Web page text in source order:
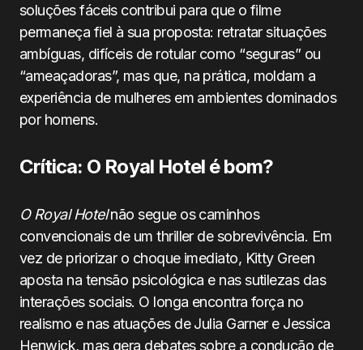
soluções fáceis contribui para que o filme
permaneça fiel à sua proposta: retratar situações
ambíguas, difíceis de rotular como “seguras” ou
“ameaçadoras”, mas que, na prática, moldam a
experiência de mulheres em ambientes dominados
por homens.
Crítica: O Royal Hotel é bom?
O Royal Hotelnão segue os caminhos
convencionais de um thriller de sobrevivência. Em
vez de priorizar o choque imediato, Kitty Green
aposta na tensão psicológica e nas sutilezas das
interações sociais. O longa encontra força no
realismo e nas atuações de Julia Garner e Jessica
Henwick, mas gera debates sobre a condução de